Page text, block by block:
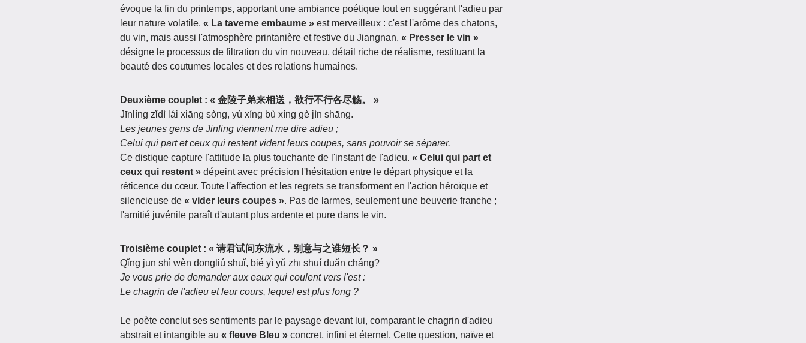
évoque la fin du printemps, apportant une ambiance poétique tout en suggérant l'adieu par
leur nature volatile. « La taverne embaume » est merveilleux : c'est l'arôme des chatons,
du vin, mais aussi l'atmosphère printanière et festive du Jiangnan. « Presser le vin »
désigne le processus de filtration du vin nouveau, détail riche de réalisme, restituant la
beauté des coutumes locales et des relations humaines.
Deuxième couplet : « 金陵子弟来相送，欲行不行各尽觞。 »
Jīnlíng zǐdì lái xiāng sòng, yù xíng bù xíng gè jìn shāng.
Les jeunes gens de Jinling viennent me dire adieu ;
Celui qui part et ceux qui restent vident leurs coupes, sans pouvoir se séparer.
Ce distique capture l'attitude la plus touchante de l'instant de l'adieu. « Celui qui part et
ceux qui restent » dépeint avec précision l'hésitation entre le départ physique et la
réticence du cœur. Toute l'affection et les regrets se transforment en l'action héroïque et
silencieuse de « vider leurs coupes ». Pas de larmes, seulement une beuverie franche ;
l'amitié juvénile paraît d'autant plus ardente et pure dans le vin.
Troisième couplet : « 请君试问东流水，别意与之谁短长？ »
Qǐng jūn shì wèn dōngliú shuǐ, bié yì yǔ zhī shuí duǎn cháng?
Je vous prie de demander aux eaux qui coulent vers l'est :
Le chagrin de l'adieu et leur cours, lequel est plus long ?
Le poète conclut ses sentiments par le paysage devant lui, comparant le chagrin d'adieu
abstrait et intangible au « fleuve Bleu » concret, infini et éternel. Cette question, naïve et